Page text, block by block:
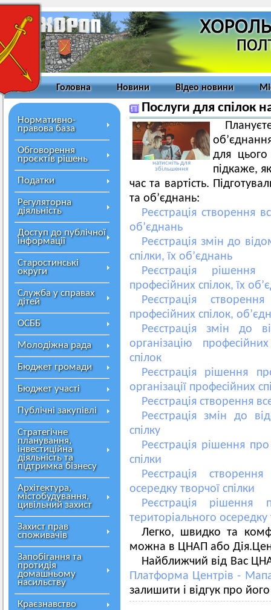
Головна Новини Відео новини
Нормативно-
правова база
Обговорення
проєктів рішень
Податки
Регуляторна
діяльність
Доступ до публічної
інформації
Старостинські
округи
Служба у справах
дітей
ОСББ
Молодіжна рада
Бюджет громади
Бюджет участі
Публічні закупівлі
Стратегічне
планування,
інвестиційна
діяльність та
підтримка бізнесу
Архітектура,
містобудування,
цивільний захист
Захист прав
споживачів
Запобігання та
протидія
домашньому
насильству
Краєзнавство
Послуги для спілок
натисніть для
збільшення
для цього
підкаже,
час та вартість.
та об’єднань:
Реєстрація створення
об’єднань
Реєстрація змін до
спілки, їх об’єднань
Реєстрація рішення
професійних спілок, їх
Реєстрація
професійних спілок,
Реєстрація змін до
організацію
спілок
Реєстрація рішення
організації професійних
Реєстрація створення
Реєстрація змін до
спілку
Реєстрація рішення
спілки
Реєстрація
осередку творчої спілки
Реєстрація рішення
територіального осередку
Легко, швидко та
можна в ЦНАП або
Найближчий від Вас
Платформа Центрів -
залишити і відгук про